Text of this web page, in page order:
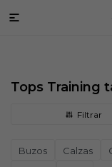

Tops Training
Buzos Calzas